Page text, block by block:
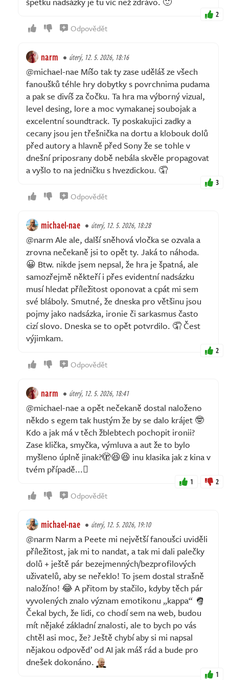
2
Odpovědět
narm úterý, 12. 5. 2026, 18:16
@michael-nae Míšo tak ty zase uděláš ze všech
fanoušků téhle hry dobytky s povrchnima pudama
a pak se divíš za čočku. Ta hra ma výborný vizual,
level desing, lore a moc vymakanej soubojak a
excelentní soundtrack. Ty poskakujici zadky a
cecany jsou jen třešnička na dortu a klobouk dolů
před autory a hlavně před Sony že se tohle v
dnešní priposrany době nebála skvěle propagovat
a vyšlo to na jedničku s hvezdickou. 🤦
3
Odpovědět
michael-nae úterý, 12. 5. 2026, 18:28
@narm Ale ale, další sněhová vločka se ozvala a
zrovna nečekaně jsi to opět ty. Jaká to náhoda.
😀 Btw. nikde jsem nepsal, že hra je špatná, ale
samozřejmě někteří i přes evidentní nadsázku
musí hledat příležitost oponovat a cpát mi sem
své bláboly. Smutné, že dneska pro většinu jsou
pojmy jako nadsázka, ironie či sarkasmus často
cizí slovo. Dneska se to opět potvrdilo. 🤦 Čest
výjimkam.
2
Odpovědět
narm úterý, 12. 5. 2026, 18:41
@michael-nae a opět nečekaně dostal naloženo
někdo s egem tak hustým že by se dalo krájet 🤓
Kdo a jak má v těch žblebtech pochopit ironii?
Zase klička, smyčka, výmluva a aut že to bylo
myšleno úplně jinak?🫣😆😆 inu klasika jak z kina v
tvém případě...🫆
1 2
Odpovědět
michael-nae úterý, 12. 5. 2026, 19:10
@narm Narm a Peete mi největší fanoušci uviděli
příležitost, jak mi to nandat, a tak mi dali palečky
dolů + ještě pár bezejmenných/bezprofilových
uživatelů, aby se neřeklo! To jsem dostal strašně
naložíno! 😂 A přitom by stačilo, kdyby těch pár
vyvolených znalo význam emotikonu „kappa“
Čekal bych, že lidi, co chodí sem na web, budou
mít nějaké základní znalosti, ale to bych po vás
chtěl asi moc, že? Ještě chybí aby si mi napsal
nějakou odpověď od AI jak máš rád a bude pro
dnešek dokonáno.
1